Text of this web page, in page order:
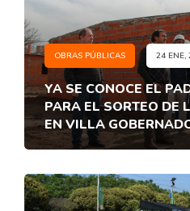
OBRAS PÚBLICAS 24 ENE,
YA SE CONOCE EL
PARA EL SORTEO DE
EN VILLA